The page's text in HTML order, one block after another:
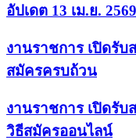
อัปเดต 13 เม.ย. 2569
งานราชการ เปิดรับ
สมัครครบถ้วน
งานราชการ เปิดรับ
วิธีสมัครออนไลน์